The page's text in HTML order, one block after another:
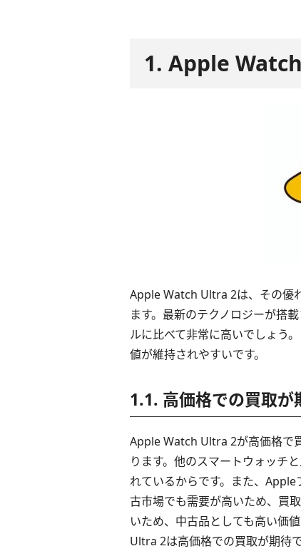
1. Apple
Apple Watch Ultra 2は、その優
ます。最新のテクノロジーが搭
ルに比べて非常に高いでしょう
値が維持されやすいです。
1.1. 高価格での買取が
Apple Watch Ultra 2が高価格で
ります。他のスマートウォッチ
れているからです。また、
古市場でも需要が高いため、買
いため、中古品としても高い価
Ultra 2は高価格での買取が期待で